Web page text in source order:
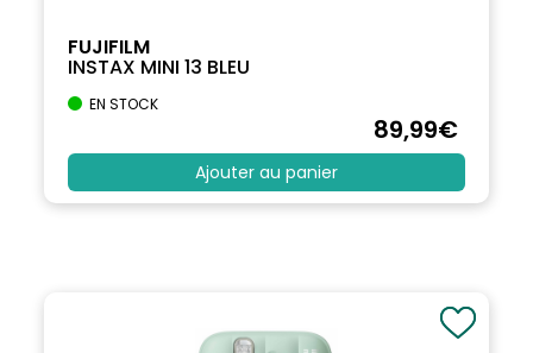
FUJIFILM
INSTAX MINI 13 BLEU
EN STOCK
89,99€
Ajouter au panier